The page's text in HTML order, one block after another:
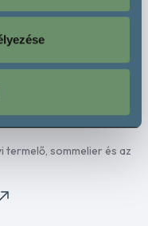
a
termelő, sommelier és az